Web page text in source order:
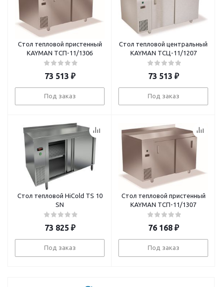
Стол тепловой пристенный
KAYMAN ТСП-11/1306
73 513 ₽
Под заказ
Стол тепловой центральный
KAYMAN ТСЦ-11/1207
73 513 ₽
Под заказ
Стол тепловой HiCold TS 10
SN
73 825₽
Под заказ
Стол тепловой пристенный
KAYMAN ТСП-11/1307
76 168₽
Под заказ